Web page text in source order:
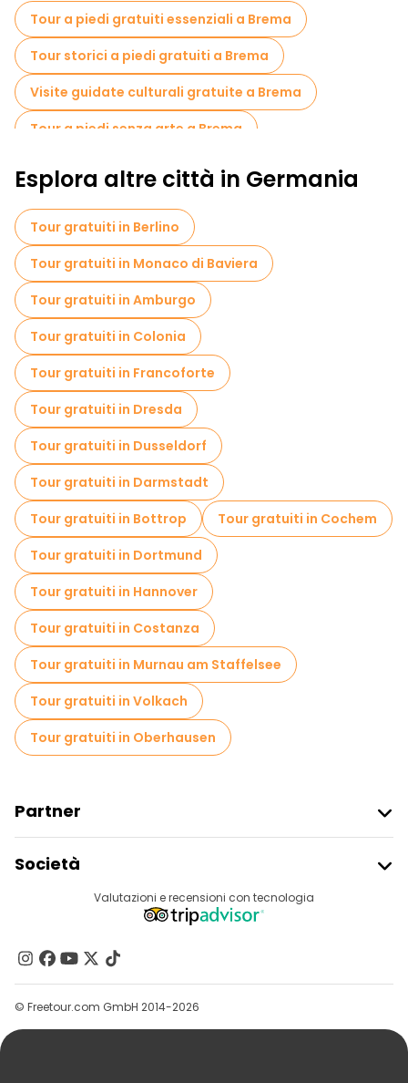
Tour a piedi gratuiti essenziali a Brema
Tour storici a piedi gratuiti a Brema
Visite guidate culturali gratuite a Brema
Tour a piedi senza arte a Brema
Tour a piedi gratuiti per famiglie a Brema
Tour gratuiti nelle vicinanze St. Petri Dom Bremen
Esplora altre città in Germania
Tour gratuiti in Berlino
Tour gratuiti in Monaco di Baviera
Tour gratuiti in Amburgo
Tour gratuiti in Colonia
Tour gratuiti in Francoforte
Tour gratuiti in Dresda
Tour gratuiti in Dusseldorf
Tour gratuiti in Darmstadt
Tour gratuiti in Bottrop
Tour gratuiti in Cochem
Tour gratuiti in Dortmund
Tour gratuiti in Hannover
Tour gratuiti in Costanza
Tour gratuiti in Murnau am Staffelsee
Tour gratuiti in Volkach
Tour gratuiti in Oberhausen
Partner
Accesso Del Fornitore
Programma Di Affiliazione
Società
Destinazioni
Contattaci
Gruppi
Aiuto
Valutazioni e recensioni con tecnologia
© Freetour.com GmbH 2014-2026